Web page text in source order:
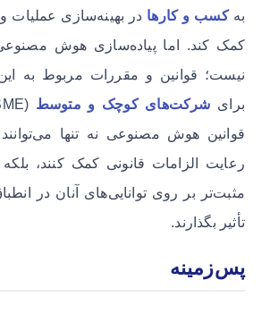
بهکسب و کارها در بهینه‌سازی عملیات
کمک کند. اما پیاده‌سازی هوش
نیست؛ قوانین و مقررات مربوط به
برای شرکت‌های کوچک و متوسط
قوانین هوش مصنوعی نه تنها
رعایت الزامات قانونی کمک کنند، بلکه
مثبت‌تر بر روی توانایی‌های آنان در
تأثیر بگذارند.
پس‌زمینه